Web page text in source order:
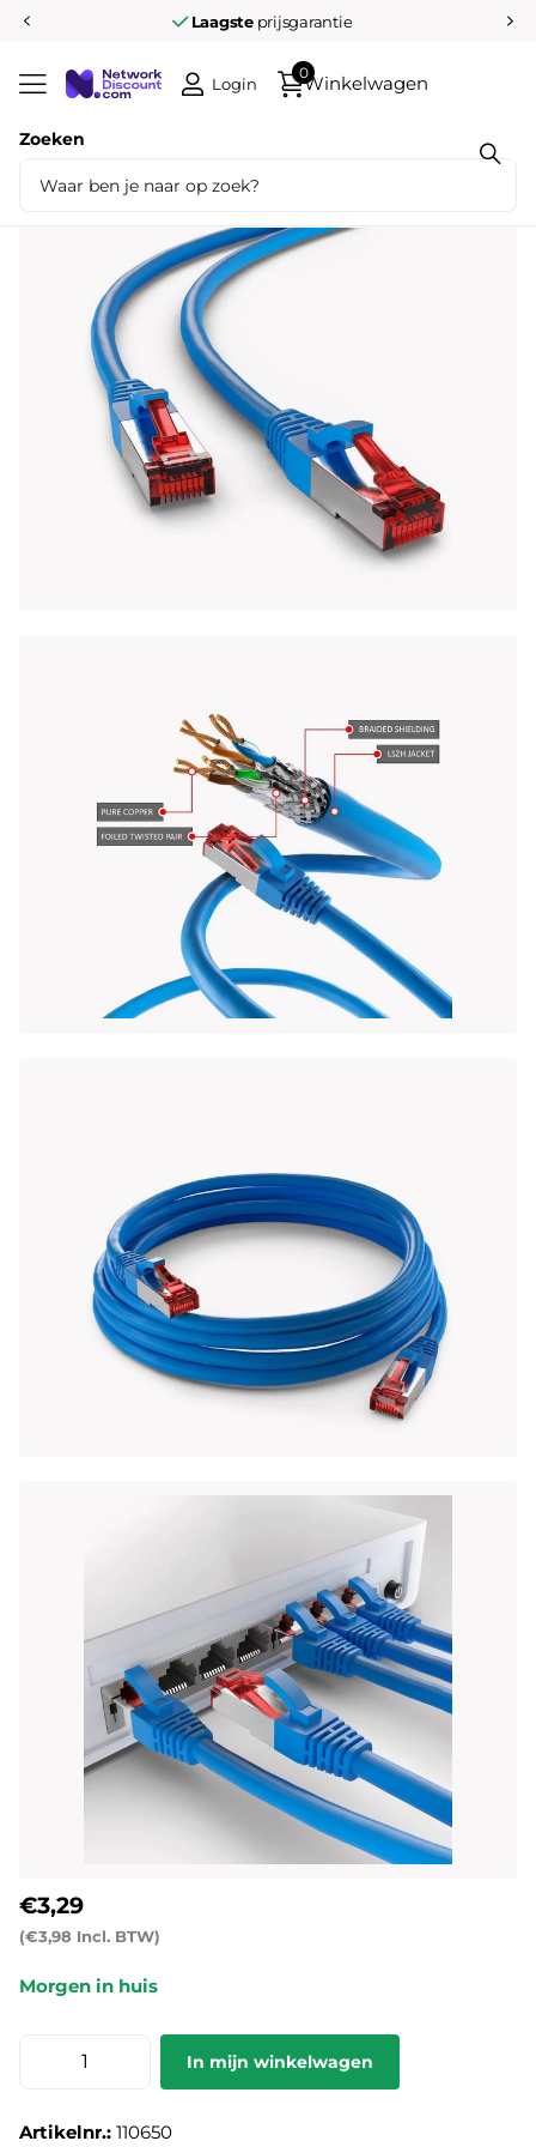
Laagsteprijsgarantie
Zoeken
Login Winkelwagen
0
Deel dit product
Cat6 S/FTP PIMF LSOH blauw 2 meter
(€3,98 Incl. BTW)
€3,29
Morgen in huis
In mijn winkelwagen
Artikelnr.: 110650